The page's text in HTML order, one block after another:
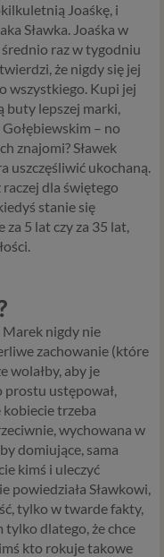
Joaśkę, i
Sławka. Joaśka w
raz w tygodniu
że nigdy się jej
wszystkiego. Kupi jej
buty lepszej marki,
– no
znajomi? Sławek
uszczęśliwić ukochaną.
dla świętego
stanie się
5 lat czy za 35 lat,
nigdy nie
zachowanie (które
wolałby, aby je
prostu ustępował,
kobiecie trzeba
wychowana w
domiujące, sama
kimś i uleczyć
powiedziała Sławkowi,
tylko w twarde fakty,
tylko dlatego, że chce
kto rokuje takowe